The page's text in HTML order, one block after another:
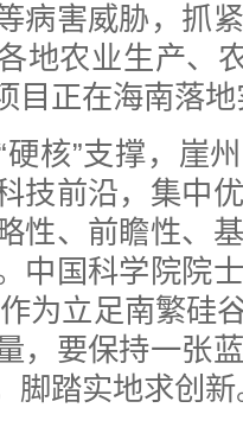
病害威胁，抓
农业生产、
目正在海南落
核”支撑，崖
技前沿，集中
性、前瞻性、
中国科学院院
为立足南繁硅
，要保持一张
脚踏实地求创新